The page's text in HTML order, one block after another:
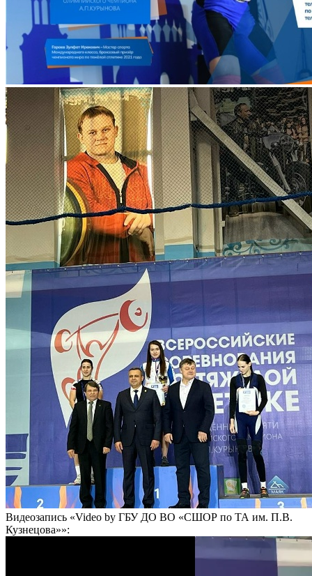
Видеозапись «Video by ГБУ ДО ВО «СШОР по ТА им. П.В.
Кузнецова»»: